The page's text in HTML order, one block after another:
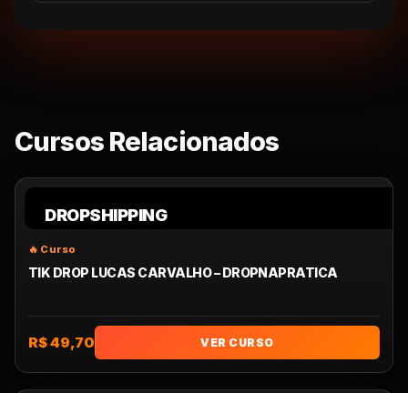
Cursos Relacionados
DROPSHIPPING
TIK DROP LUCAS CARVALHO – DROPNAPRATICA
R$ 49,70 VER CURSO